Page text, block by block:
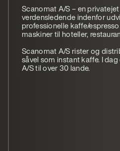
Scanomat A/S – en
verdensledende indenfor
professionelle kaffe/
maskiner til hoteller,
Scanomat A/S rister og
såvel som instant kaffe. I
A/S til over 30 lande.